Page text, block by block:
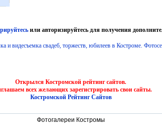
или авторизируйтесь для получения
Открылся Костромской рейтинг сайтов.
всех желающих зарегистрировать свои сайты.
Костромской Рейтинг Сайтов
Фотогалереи Костромы